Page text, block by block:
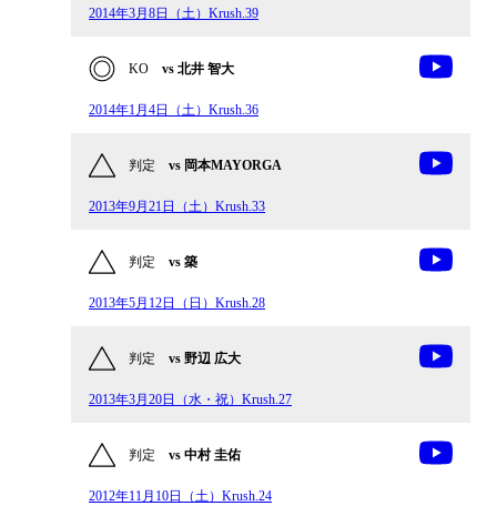
2014年3月8日（土）Krush.39
KO vs 北井 智大
2014年1月4日（土）Krush.36
判定 vs 岡本MAYORGA
2013年9月21日（土）Krush.33
判定 vs 築
2013年5月12日（日）Krush.28
判定 vs 野辺 広大
2013年3月20日（水・祝）Krush.27
判定 vs 中村 圭佑
2012年11月10日（土）Krush.24